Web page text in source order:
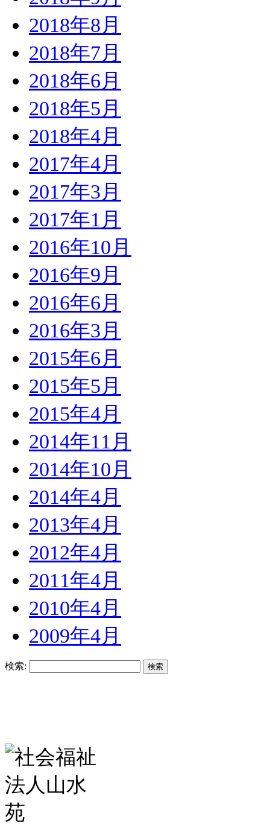
2018年8月
2018年7月
2018年6月
2018年5月
2018年4月
2017年4月
2017年3月
2017年1月
2016年10月
2016年9月
2016年6月
2016年3月
2015年6月
2015年5月
2015年4月
2014年11月
2014年10月
2014年4月
2013年4月
2012年4月
2011年4月
2010年4月
2009年4月
検索: